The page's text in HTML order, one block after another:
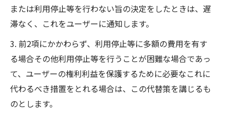
または利用停止等を行わない旨の決定をしたときは、遅
滞なく、これをユーザーに通知します。
3. 前2項にかかわらず、利用停止等に多額の費用を有す
る場合その他利用停止等を行うことが困難な場合であっ
て、ユーザーの権利利益を保護するために必要なこれに
代わるべき措置をとれる場合は、この代替策を講じるも
のとします。